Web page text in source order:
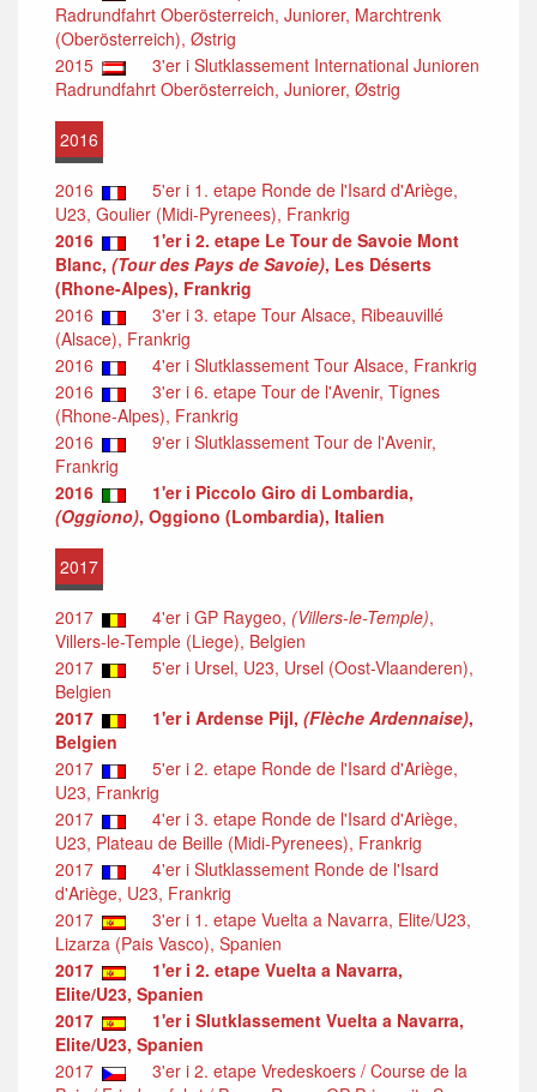
Radrundfahrt Oberösterreich, Juniorer, Marchtrenk
(Oberösterreich), Østrig
2015
3'er i Slutklassement International Junioren
Radrundfahrt Oberösterreich, Juniorer, Østrig
2016
2016
5'er i 1. etape Ronde de l'Isard d'Ariège,
U23, Goulier (Midi-Pyrenees), Frankrig
2016
1'er i 2. etape Le Tour de Savoie Mont
Blanc, (Tour des Pays de Savoie), Les Déserts
(Rhone-Alpes), Frankrig
2016
3'er i 3. etape Tour Alsace, Ribeauvillé
(Alsace), Frankrig
2016
4'er i Slutklassement Tour Alsace, Frankrig
2016
3'er i 6. etape Tour de l'Avenir, Tignes
(Rhone-Alpes), Frankrig
2016
9'er i Slutklassement Tour de l'Avenir,
Frankrig
2016
1'er i Piccolo Giro di Lombardia,
(Oggiono), Oggiono (Lombardia), Italien
2017
2017 4'er i GP Raygeo, (Villers-le-Temple),
Villers-le-Temple (Liege), Belgien
2017
5'er i Ursel, U23, Ursel (Oost-Vlaanderen),
Belgien
2017
1'er i Ardense Pijl, (Flèche Ardennaise),
Belgien
2017
5'er i 2. etape Ronde de l'Isard d'Ariège,
U23, Frankrig
2017
4'er i 3. etape Ronde de l'Isard d'Ariège,
U23, Plateau de Beille (Midi-Pyrenees), Frankrig
2017
4'er i Slutklassement Ronde de l'Isard
d'Ariège, U23, Frankrig
2017
3'er i 1. etape Vuelta a Navarra, Elite/U23,
Lizarza (Pais Vasco), Spanien
2017
1'er i 2. etape Vuelta a Navarra,
Elite/U23, Spanien
2017
1'er i Slutklassement Vuelta a Navarra,
Elite/U23, Spanien
2017
3'er i 2. etape Vredeskoers / Course de la